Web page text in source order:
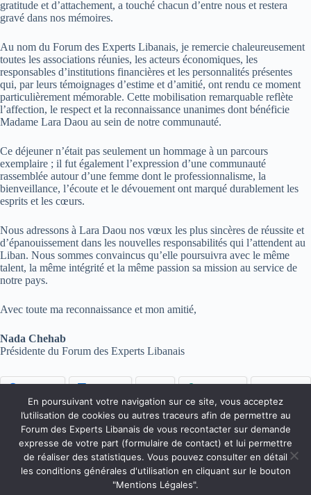
gratitude et d’attachement, a touché chacun d’entre nous et restera
gravé dans nos mémoires.
Au nom du Forum des Experts Libanais, je remercie chaleureusement
toutes les associations réunies, les acteurs économiques, les
responsables d’institutions financières et les personnalités présentes
qui, par leurs témoignages d’estime et d’amitié, ont rendu ce moment
particulièrement mémorable. Cette mobilisation remarquable reflète
l’affection, le respect et la reconnaissance unanimes dont bénéficie
Madame Lara Daou au sein de notre communauté.
Ce déjeuner n’était pas seulement un hommage à un parcours
exemplaire ; il fut également l’expression d’une communauté
rassemblée autour d’une femme dont le professionnalisme, la
bienveillance, l’écoute et le dévouement ont marqué durablement les
esprits et les cœurs.
Nous adressons à Lara Daou nos vœux les plus sincères de réussite et
d’épanouissement dans les nouvelles responsabilités qui l’attendent au
Liban. Nous sommes convaincus qu’elle poursuivra avec le même
talent, la même intégrité et la même passion sa mission au service de
notre pays.
Avec toute ma reconnaissance et mon amitié,
Nada Chehab
Présidente du Forum des Experts Libanais
Facebook LinkedIn X WhatsApp Bluesky
Accueil Qui sommes-nous ?
Faire un don
Accès Membres
Rejoignez-nous
Mentions Légales
Contact
Copyright © 2026 Forum des Experts Libanais.
En poursuivant votre navigation sur ce site, vous acceptez
l’utilisation de cookies ou autres traceurs afin de permettre au
Forum des Experts Libanais de vous recontacter sur demande
expresse de votre part (formulaire de contact) et lui permettre
de réaliser des statistiques. Vous pouvez consulter en détail
les conditions générales d'utilisation en cliquant sur le bouton
"Mentions Légales".